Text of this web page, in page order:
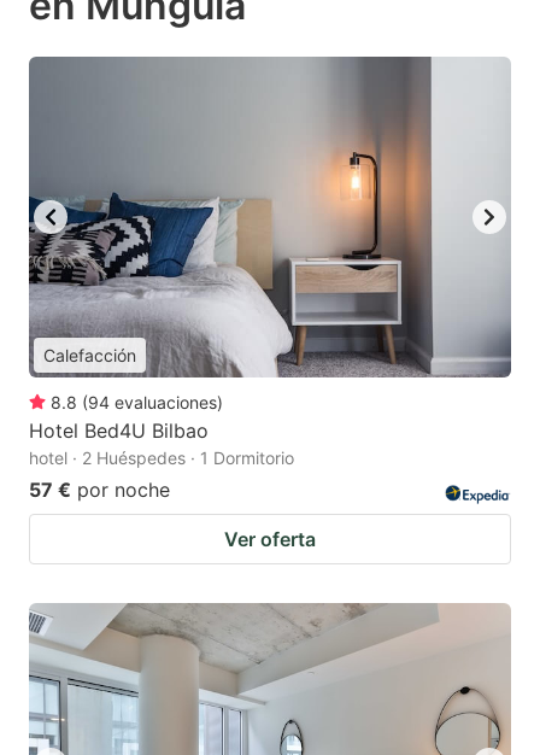
Calefacción
8.8 (94 evaluaciones)
Hotel Bed4U Bilbao
hotel · 2 Huéspedes · 1 Dormitorio
57 € por noche
Ver oferta